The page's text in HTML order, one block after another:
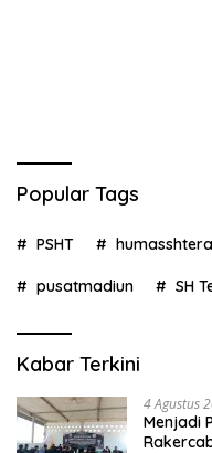
Popular Tags
PSHT
pusatmadiun SH
Kabar Terkini
4 Agustus
Menjadi